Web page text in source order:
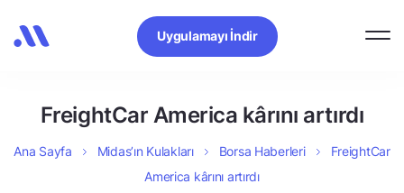
Uygulamayı İndir
FreightCar America kârını artırdı
Ana Sayfa Midas’ın Kulakları Borsa Haberleri
FreightCar
America kârını artırdı